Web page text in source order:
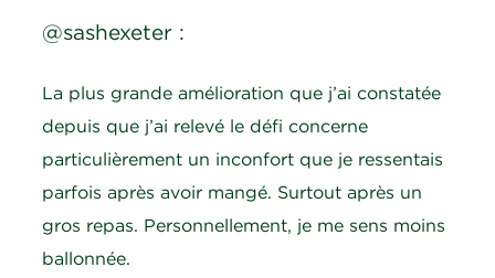
@sashexeter :
La plus grande amélioration que j’ai constatée
depuis que j’ai relevé le défi concerne
particulièrement un inconfort que je ressentais
parfois après avoir mangé. Surtout après un
gros repas. Personnellement, je me sens moins
ballonnée.